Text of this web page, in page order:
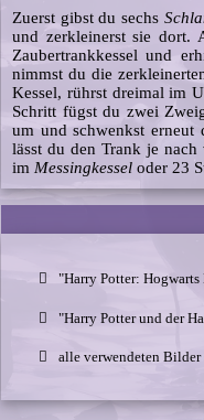
Zuerst gibst du sechs
und zerkleinerst sie dort.
Zaubertrankkessel und
nimmst du die
Kessel, rührst dreimal im
Schritt fügst du zwei
um und schwenkst erneut
lässt du den Trank je
im Messingkessel oder 23
"Harry Potter:
"Harry Potter und der
alle verwendeten